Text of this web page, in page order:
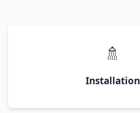
🚿
Installation